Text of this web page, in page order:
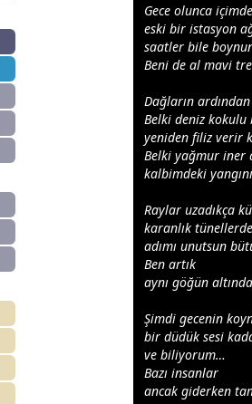
Gece olunca içimde
eski bir istasyon
saatler bile
Beni de al mavi
Dağların
Belki deniz kokulu
yeniden filiz verir
Belki yağmur iner
kalbimdeki
Raylar uzadıkça
karanlık
adımı unutsun
Ben artık
aynı göğün
Şimdi gecenin
bir düdük sesi
ve biliyorum…
Bazı insanlar
ancak giderken